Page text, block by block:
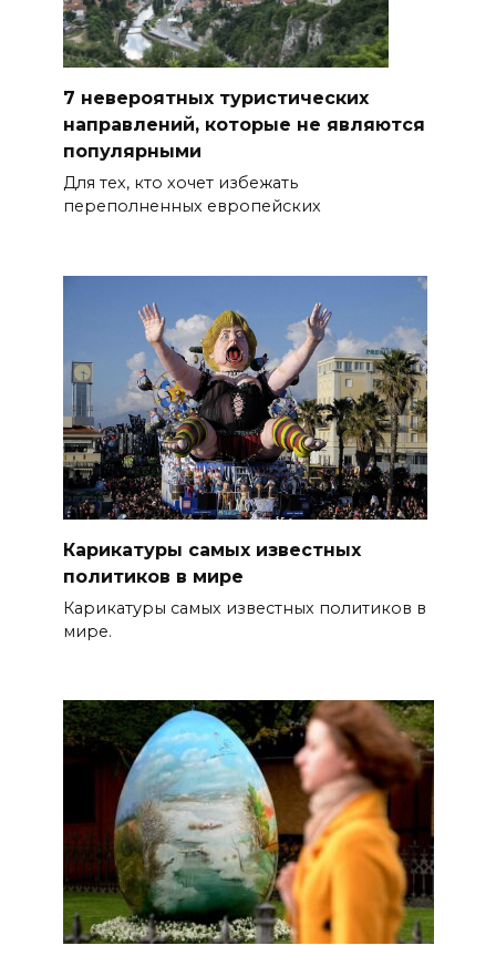
7 невероятных туристических
направлений, которые не являются
популярными
Для тех, кто хочет избежать
переполненных европейских
Карикатуры самых известных
политиков в мире
Карикатуры самых известных политиков в
мире.